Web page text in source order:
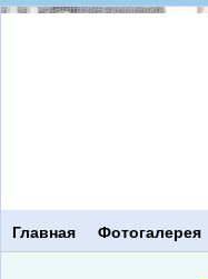
Главная Фотогалерея